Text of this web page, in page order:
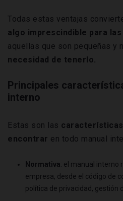
Todas estas ventajas
algo imprescindible para
aquellas que son pequeñas y
necesidad de tenerlo.
Principales
interno
Estas son las
encontrar en todo manual
Normativa: el manual interno
empresa, desde el código de
política de privacidad, gestión